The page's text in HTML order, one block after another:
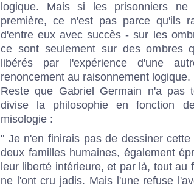
logique. Mais si les prisonniers
première, ce n'est pas parce qu'ils
d'entre eux avec succès - sur les
ce sont seulement sur des ombres
libérés par l'expérience d'une
renoncement au raisonnement logique.
Reste que Gabriel Germain n'a pas
divise la philosophie en fonction
misologie :
" Je n'en finirais pas de dessiner
deux familles humaines, également
leur liberté intérieure, et par là, tout au
ne l'ont cru jadis. Mais l'une refuse